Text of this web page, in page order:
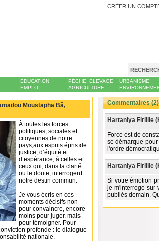
CRÉER UN
EDUCATION
EMPLOI
PÊCHE, ELEVAGE
AGRICULTURE
URBANISME
Moustapha Bâ,
À toutes les forces
politiques, sociales et
citoyennes de notre
pays,aux esprits épris de
justice, d’équité et
d’espérance, à celles et
ceux qui, dans la clarté
ou le doute, interrogent
notre destin commun.
Je vous écris en ces
moments décisifs non
pour convaincre, encore
moins pour juger, mais
pour témoigner. Pour
profonde : le dialogue
nationale.
Commentaires (2)
Hartaniya Firilile
Force est de
se démarque
l'ordre
Hartaniya Firilile
Si votre émotion
je m'interroge sur
publiés demain.